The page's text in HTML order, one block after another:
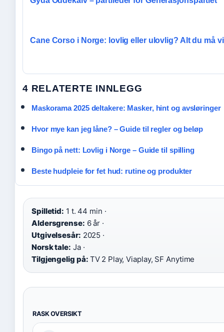
Cane Corso i Norge: lovlig eller ulovlig? Alt du må
4 RELATERTE INNLEGG
Maskorama 2025 deltakere: Masker, hint og avsløringer
Hvor mye kan jeg låne? – Guide til regler og beløp
Bingo på nett: Lovlig i Norge – Guide til spilling
Beste hudpleie for fet hud: rutine og produkter
Spilletid: 1 t. 44 min ·
Aldersgrense: 6 år ·
Utgivelsesår: 2025 ·
Norsk tale: Ja ·
Tilgjengelig på: TV 2 Play, Viaplay, SF Anytime
RASK OVERSIKT